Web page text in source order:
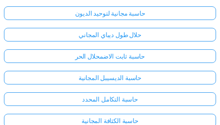
حاسبة مجانية لتوحيد الديون
حلال طول ديباي المجاني
حاسبة ثابت الاضمحلال الحر
حاسبة الديسيبل المجانية
حاسبة التكامل المحدد
حاسبة الكثافة المجانية